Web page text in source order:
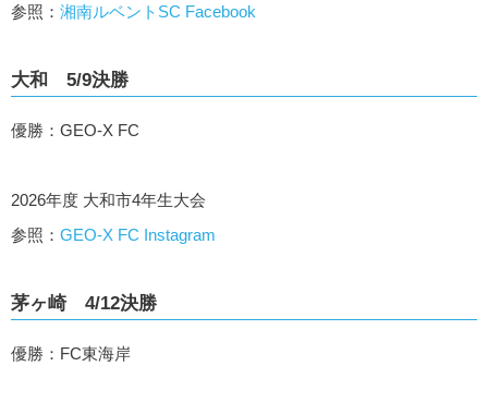
参照： 湘南ルベントSC Facebook
大和 5/9決勝
優勝：GEO-X FC
2026年度 大和市4年生大会
参照： GEO-X FC Instagram
茅ヶ崎 4/12決勝
優勝：FC東海岸